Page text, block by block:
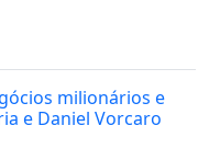
milionários e
e Daniel Vorcaro